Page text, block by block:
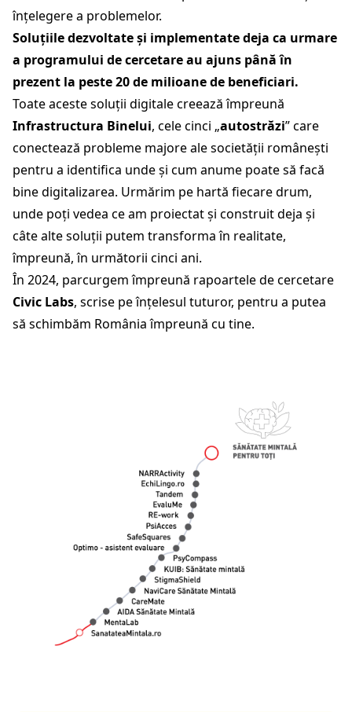
înțelegere a problemelor.
Soluțiile dezvoltate și implementate deja ca urmare
a programului de cercetare au ajuns până în
prezent la peste 20 de milioane de beneficiari.
Toate aceste soluții digitale creează împreună
Infrastructura Binelui, cele cinci „autostrăzi” care
conectează probleme majore ale societății românești
pentru a identifica unde și cum anume poate să facă
bine digitalizarea. Urmărim pe hartă fiecare drum,
unde poți vedea ce am proiectat și construit deja și
câte alte soluții putem transforma în realitate,
împreună, în următorii cinci ani.
În 2024, parcurgem împreună rapoartele de cercetare
Civic Labs, scrise pe înțelesul tuturor, pentru a putea
să schimbăm România împreună cu tine.